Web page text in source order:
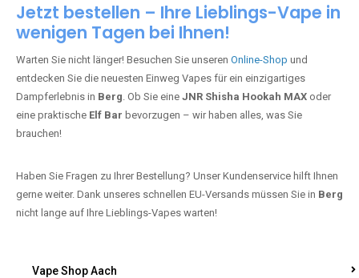
Jetzt bestellen – Ihre Lieblings-Vape in
wenigen Tagen bei Ihnen!
Warten Sie nicht länger! Besuchen Sie unseren Online-Shop und
entdecken Sie die neuesten Einweg Vapes für ein einzigartiges
Dampferlebnis in Berg. Ob Sie eine JNR Shisha Hookah MAX oder
eine praktische Elf Bar bevorzugen – wir haben alles, was Sie
brauchen!
Haben Sie Fragen zu Ihrer Bestellung? Unser Kundenservice hilft Ihnen
gerne weiter. Dank unseres schnellen EU-Versands müssen Sie in Berg
nicht lange auf Ihre Lieblings-Vapes warten!
Vape Shop Aach